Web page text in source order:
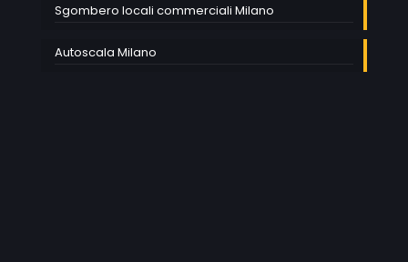
Sgombero locali commerciali Milano
Autoscala Milano